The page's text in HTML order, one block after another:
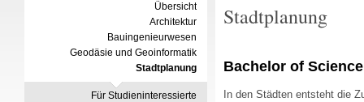
Übersicht
Architektur
Bauingenieurwesen
Geodäsie und Geoinformatik
Stadtplanung
Für Studieninteressierte
Stadtplanung
Bachelor of
In den Städten entsteht die